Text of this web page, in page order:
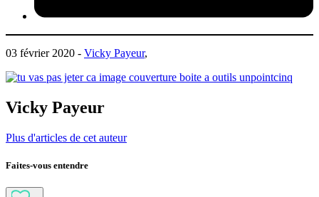
03 février 2020 - Vicky Payeur,
Vicky Payeur
Plus d'articles de cet auteur
Faites-vous entendre